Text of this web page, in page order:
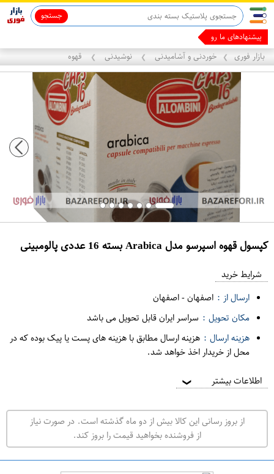
جستجو
پیشنهادهای ما رو برا
بازار فوری ❯ خوردنی و آشامیدنی ❯ نوشیدنی ❯ قهوه
کپسول قهوه اسپرسو مدل Arabica بسته 16 عددی پالومبینی
ر
ت
ر
ا
شرایط خرید
ارسال از : اصفهان-اصفهان
مکان تحویل : سراسر ایران قابل تحویل می باشد
هزینه ارسال : هزینه ارسال مطابق با هزینه های پست یا پیک بوده که در
محل از خریدار اخذ خواهد شد.
اطلاعات بیشتر ❯
از بروز رسانی این کالا بیش از دو ماه گذشته است. در صورت نیاز
از فروشنده بخواهید قیمت را بروز کند.